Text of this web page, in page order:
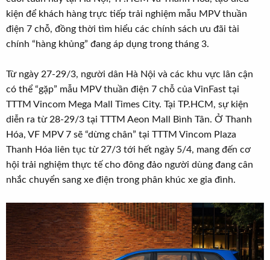
t
e
r
kiện để khách hàng trực tiếp trải nghiệm mẫu MPV thuần
điện 7 chỗ, đồng thời tìm hiểu các chính sách ưu đãi tài
chính “hàng khủng” đang áp dụng trong tháng 3.
Từ ngày 27-29/3, người dân Hà Nội và các khu vực lân cận
có thể “gặp” mẫu MPV thuần điện 7 chỗ của VinFast tại
TTTM Vincom Mega Mall Times City. Tại TP.HCM, sự kiện
diễn ra từ 28-29/3 tại TTTM Aeon Mall Bình Tân. Ở Thanh
Hóa, VF MPV 7 sẽ “dừng chân” tại TTTM Vincom Plaza
Thanh Hóa liên tục từ 27/3 tới hết ngày 5/4, mang đến cơ
hội trải nghiệm thực tế cho đông đảo người dùng đang cân
nhắc chuyển sang xe điện trong phân khúc xe gia đình.